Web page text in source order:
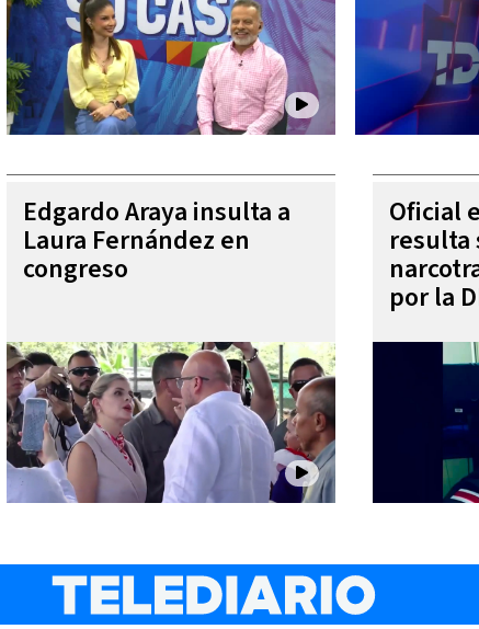
Edgardo Araya insulta a
Laura Fernández en
congreso
Oficial
resulta
por la